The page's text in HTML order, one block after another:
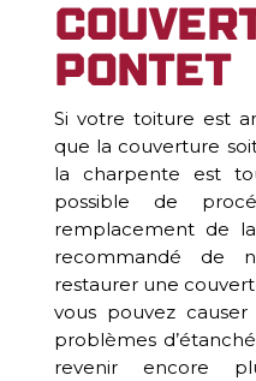
Pontet
Si votre toiture est
que la couverture
la charpente est
possible de
remplacement de
recommandé de
restaurer une
vous pouvez
problèmes
revenir encore